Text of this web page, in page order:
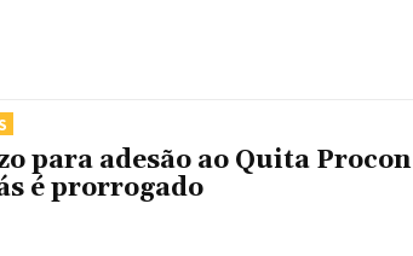
para adesão ao Quita Procon
é prorrogado